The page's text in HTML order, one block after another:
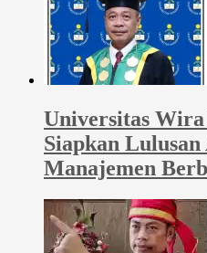
Universitas
Siapkan
Manajemen